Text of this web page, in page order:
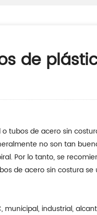
de
tubos de acero sin
no son tan
Por lo tanto, se
de acero sin costura se
industrial,